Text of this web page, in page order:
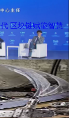
区块链赋能智慧